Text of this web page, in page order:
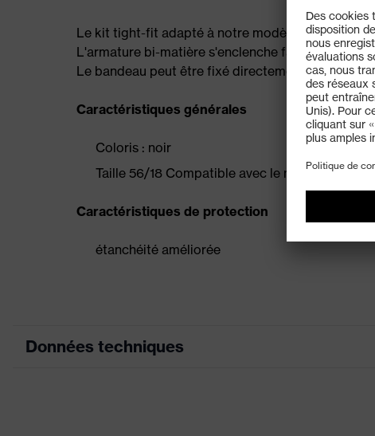
Le kit tight-fit adapté à notre modèle uvex RX cd
L'armature bi-matière s'enclenche facilement
Le bandeau peut être fixé directement aux
Caractéristiques générales
Coloris : noir
Taille 56/18 Compatible avec le modèle uvex
Caractéristiques de protection
étanchéité améliorée
Données techniques